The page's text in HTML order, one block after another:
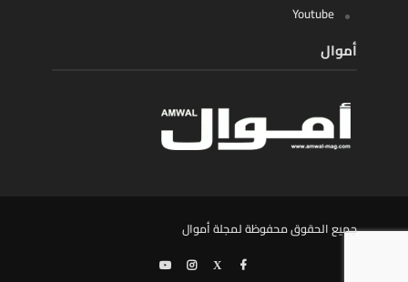
Youtube
أموال
جميع الحقوق محفوظة لمجلة أموال